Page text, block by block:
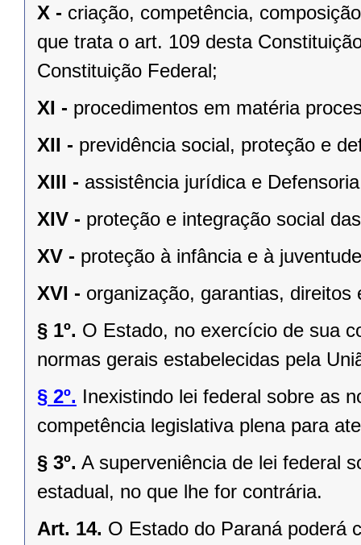
X - criação, competência,
que trata o art. 109 desta
Constituição Federal;
XI - procedimentos em matéria
XII - previdência social, proteção e
XIII - assistência jurídica e
XIV - proteção e integração social
XV - proteção à infância e à
XVI - organização, garantias,
§ 1º. O Estado, no exercício de sua
normas gerais estabelecidas pela
§ 2º. Inexistindo lei federal sobre as
competência legislativa plena para
§ 3º. A superveniência de lei federal
estadual, no que lhe for contrária.
Art. 14. O Estado do Paraná poderá